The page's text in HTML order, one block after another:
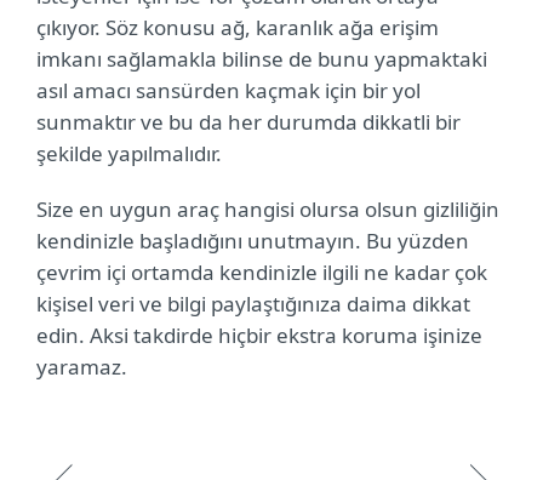
çıkıyor. Söz konusu ağ, karanlık ağa erişim
imkanı sağlamakla bilinse de bunu yapmaktaki
asıl amacı sansürden kaçmak için bir yol
sunmaktır ve bu da her durumda dikkatli bir
şekilde yapılmalıdır.
Size en uygun araç hangisi olursa olsun gizliliğin
kendinizle başladığını unutmayın. Bu yüzden
çevrim içi ortamda kendinizle ilgili ne kadar çok
kişisel veri ve bilgi paylaştığınıza daima dikkat
edin. Aksi takdirde hiçbir ekstra koruma işinize
yaramaz.